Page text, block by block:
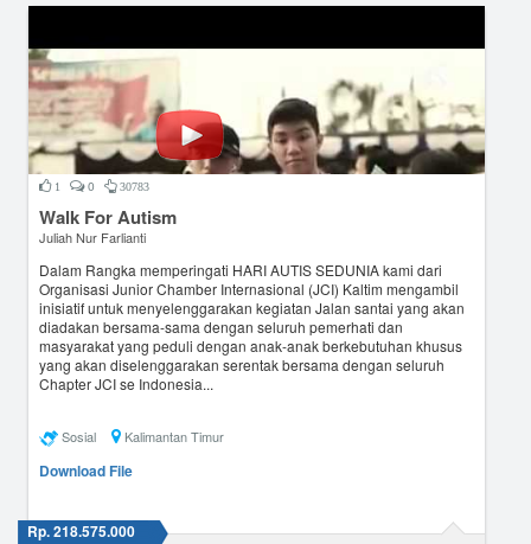
1 0 30783
Walk For Autism
Juliah Nur Farlianti
Dalam Rangka memperingati HARI AUTIS SEDUNIA kami dari
Organisasi Junior Chamber Internasional (JCI) Kaltim mengambil
inisiatif untuk menyelenggarakan kegiatan Jalan santai yang akan
diadakan bersama-sama dengan seluruh pemerhati dan
masyarakat yang peduli dengan anak-anak berkebutuhan khusus
yang akan diselenggarakan serentak bersama dengan seluruh
Chapter JCI se Indonesia...
Sosial Kalimantan Timur
Download File
Rp. 218.575.000